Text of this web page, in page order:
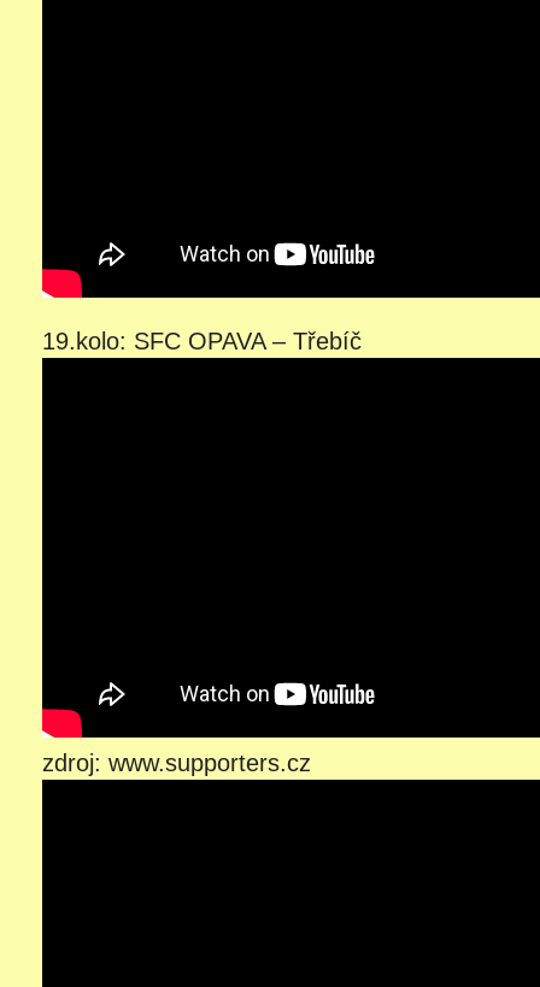
19.kolo: SFC OPAVA – Třebíč
zdroj: www.supporters.cz